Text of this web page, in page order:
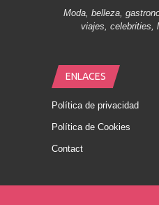
Moda, belleza,
viajes, celebrities,
ENLACES
Política de privacidad
Política de Cookies
Contact